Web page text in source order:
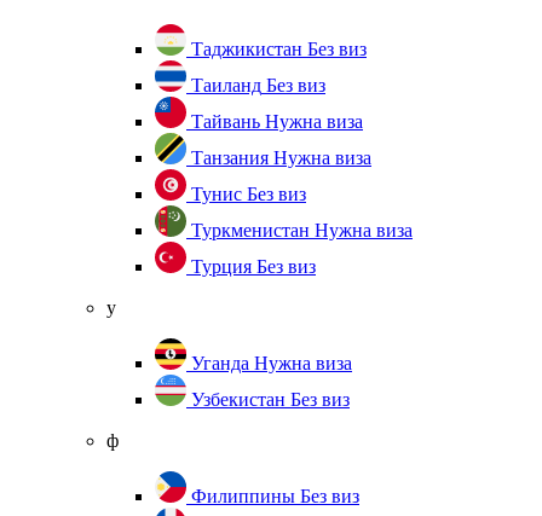
Таджикистан Без виз
Таиланд Без виз
Тайвань Нужна виза
Танзания Нужна виза
Тунис Без виз
Туркменистан Нужна виза
Турция Без виз
у
Уганда Нужна виза
Узбекистан Без виз
ф
Филиппины Без виз